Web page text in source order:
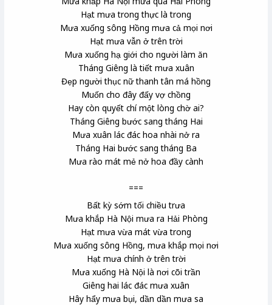
Hạt mưa trong thực là trong
Mưa xuống sông Hồng mưa cả mọi nơi
Hạt mưa vẫn ở trên trời
Mưa xuống hạ giới cho người làm ăn
Tháng Giêng là tiết mưa xuân
Đẹp người thục nữ thanh tân má hồng
Muốn cho đây đấy vợ chồng
Hay còn quyết chí một lòng chờ ai?
Tháng Giêng bước sang tháng Hai
Mưa xuân lác đác hoa nhài nở ra
Tháng Hai bước sang tháng Ba
Mưa rào mát mẻ nở hoa đầy cành
===
Bất kỳ sớm tối chiều trưa
Mưa khắp Hà Nội mưa ra Hải Phòng
Hạt mưa vừa mát vừa trong
Mưa xuống sông Hồng, mưa khắp mọi nơi
Hạt mưa chính ở trên trời
Mưa xuống Hà Nội là nơi cõi trần
Giêng hai lác đác mưa xuân
Hây hẩy mưa bụi, dần dần mưa sa